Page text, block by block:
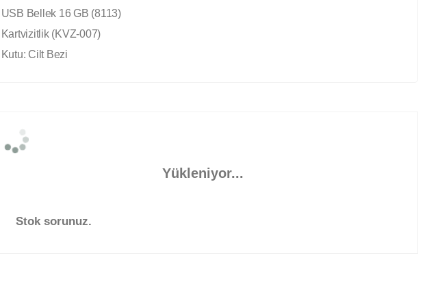
USB Bellek 16 GB (8113)
Kartvizitlik (KVZ-007)
Kutu: Cilt Bezi
Yükleniyor...
Stok sorunuz.